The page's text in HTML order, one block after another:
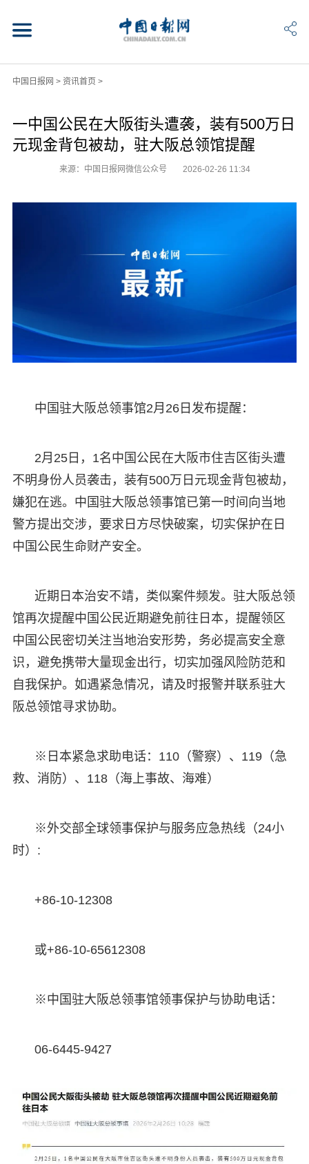
中国日报网 > 资讯首页>
一中国公民在大阪街头遭袭，装有500万日
元现金背包被劫，驻大阪总领馆提醒
来源：中国日报网微信公众号 2026-02-26 11:34
中国驻大阪总领事馆2月26日发布提醒：
2月25日，1名中国公民在大阪市住吉区街头遭
不明身份人员袭击，装有500万日元现金背包被劫，
嫌犯在逃。中国驻大阪总领事馆已第一时间向当地
警方提出交涉，要求日方尽快破案，切实保护在日
中国公民生命财产安全。
近期日本治安不靖，类似案件频发。驻大阪总领
馆再次提醒中国公民近期避免前往日本，提醒领区
中国公民密切关注当地治安形势，务必提高安全意
识，避免携带大量现金出行，切实加强风险防范和
自我保护。如遇紧急情况，请及时报警并联系驻大
阪总领馆寻求协助。
※日本紧急求助电话：110（警察）、119（急
救、消防）、118（海上事故、海难）
※外交部全球领事保护与服务应急热线（24小
时）:
+86-10-12308
或+86-10-65612308
※中国驻大阪总领事馆领事保护与协助电话：
06-6445-9427